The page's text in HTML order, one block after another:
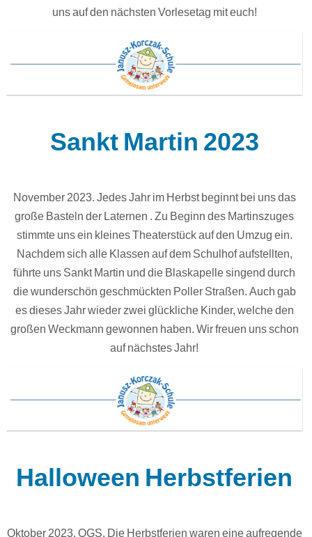
uns auf den nächsten Vorlesetag mit euch!
Sankt Martin 2023
November 2023. Jedes Jahr im Herbst beginnt bei uns das
große Basteln der Laternen . Zu Beginn des Martinszuges
stimmte uns ein kleines Theaterstück auf den Umzug ein.
Nachdem sich alle Klassen auf dem Schulhof aufstellten,
führte uns Sankt Martin und die Blaskapelle singend durch
die wunderschön geschmückten Poller Straßen. Auch gab
es dieses Jahr wieder zwei glückliche Kinder, welche den
großen Weckmann gewonnen haben. Wir freuen uns schon
auf nächstes Jahr!
Halloween Herbstferien
Oktober 2023. OGS. Die Herbstferien waren eine aufregende